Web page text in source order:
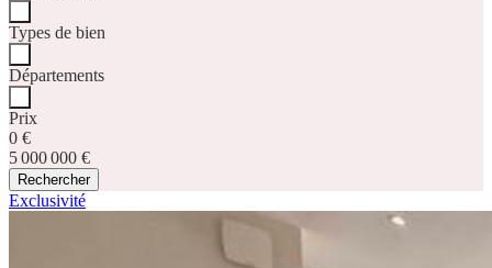
Types de bien
Départements
Prix
0 €
5 000 000 €
Rechercher
Exclusivité